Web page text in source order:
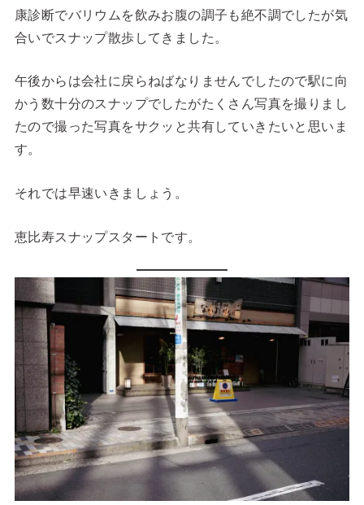
康診断でバリウムを飲みお腹の調子も絶不調でしたが気
合いでスナップ散歩してきました。
午後からは会社に戻らねばなりませんでしたので駅に向
かう数十分のスナップでしたがたくさん写真を撮りまし
たので撮った写真をサクッと共有していきたいと思いま
す。
それでは早速いきましょう。
恵比寿スナップスタートです。